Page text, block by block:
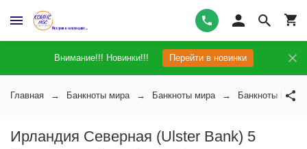
Внимание!!! Новинки!!! Перейти в новинки
Главная Банкноты мира Банкноты мира Банкноты
Ирландия Северная (Ulster Bank) 5